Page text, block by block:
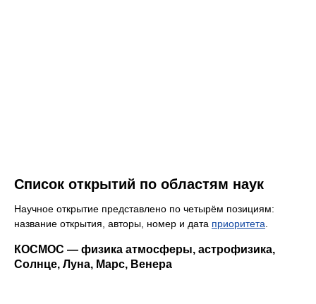
Список открытий по областям наук
Научное открытие представлено по четырём позициям:
название открытия, авторы, номер и дата приоритета
КОСМОС — физика атмосферы, астрофизика,
Солнце, Луна, Марс, Венера